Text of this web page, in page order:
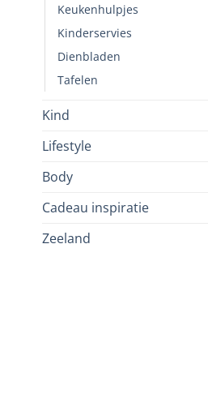
Keukenhulpjes
Kinderservies
Dienbladen
Tafelen
Kind
Lifestyle
Body
Cadeau inspiratie
Zeeland